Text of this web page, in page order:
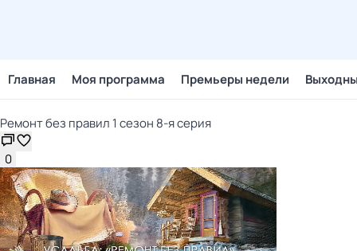
Главная Моя программа Премьеры недели
Ремонт без правил 1 сезон 8-я серия
0